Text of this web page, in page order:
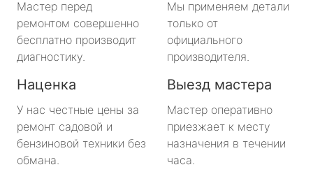
Мастер перед
ремонтом совершенно
бесплатно производит
диагностику.
Мы применяем детали
только от
официального
производителя.
Наценка
У нас честные цены за
ремонт садовой и
бензиновой техники без
обмана.
Выезд мастера
Мастер оперативно
приезжает к месту
назначения в течении
часа.